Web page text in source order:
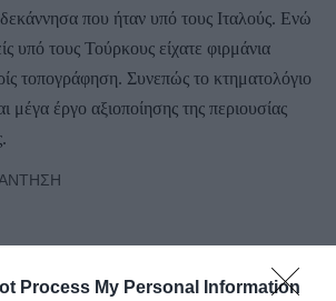
Process My Personal Information
που ήταν υπό τους Ιταλούς. Ενώ
υπό τους Τούρκους είχατε φιρμάνια
τοπογράφηση. Συνεπώς το κτηματολόγιο
μέγα έργο αξιοποίησης της περιουσίας